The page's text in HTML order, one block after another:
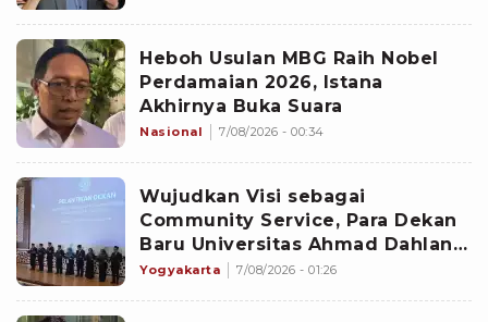
Heboh Usulan MBG Raih Nobel
Perdamaian 2026, Istana
Akhirnya Buka Suara
Nasional 7/08/2026 - 00:34
Wujudkan Visi sebagai
Community Service, Para Dekan
Baru Universitas Ahmad Dahlan
Diminta Fokus pada Lima
Yogyakarta 7/08/2026 - 01:26